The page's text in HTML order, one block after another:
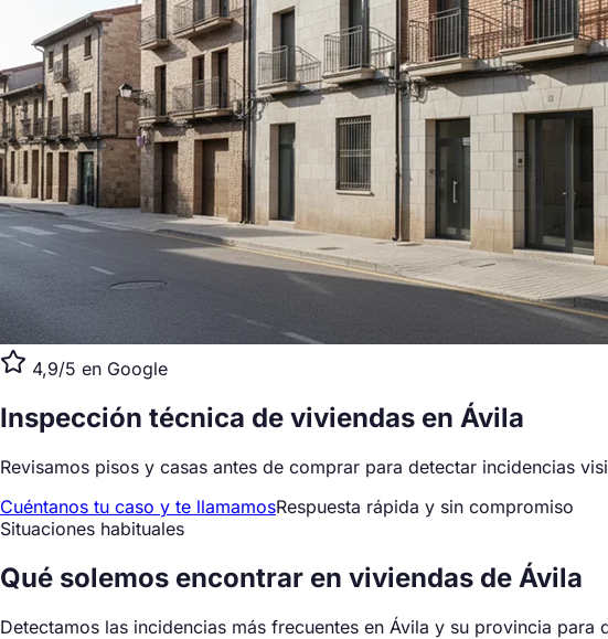
4,9/5 en Google
Inspección técnica de viviendas en Ávila
Revisamos pisos y casas antes de comprar para detectar incidencias
Cuéntanos tu caso y te llamamosRespuesta rápida y sin compromiso
Situaciones habituales
Qué solemos encontrar en viviendas de Ávila
Detectamos las incidencias más frecuentes en Ávila y su provincia